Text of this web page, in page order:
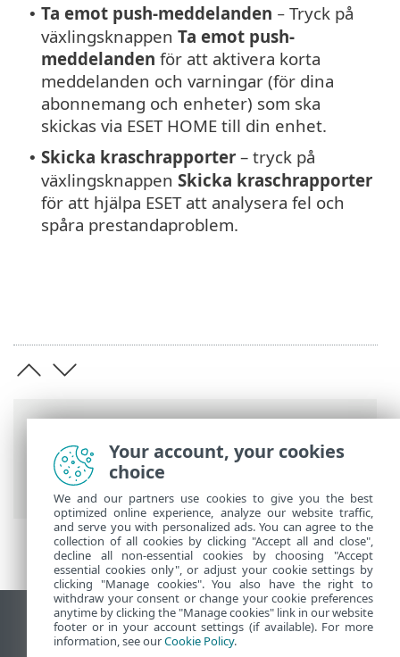
ESET onlinehjälp> ESET HOME
ESET HOME-program
> Appinställningar
• Ta emot push-meddelanden − Tryck på
växlingsknappen Ta emot push-
meddelanden för att aktivera korta
meddelanden och varningar (för dina
abonnemang och enheter) som ska
skickas via ESET HOME till din enhet.
• Skicka kraschrapporter – tryck på
växlingsknappen Skicka kraschrapporter
för att hjälpa ESET att analysera fel och
spåra prestandaproblem.
Visa skrivbords-webbplats
End of Life
Your account, your cookies
choice
We and our partners use cookies to give you the best
optimized online experience, analyze our website traffic,
and serve you with personalized ads. You can agree to the
collection of all cookies by clicking "Accept all and close",
decline all non-essential cookies by choosing "Accept
essential cookies only", or adjust your cookie settings by
clicking "Manage cookies". You also have the right to
withdraw your consent or change your cookie preferences
anytime by clicking the "Manage cookies" link in our website
footer or in your account settings (if available). For more
information, see ourCookie Policy.